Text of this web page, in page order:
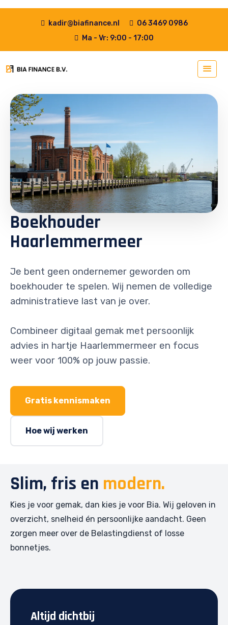
kadir@biafinance.nl
06 3469 0986
Ma - Vr: 9:00 - 17:00
Boekhouder
Haarlemmermeer
Je bent geen ondernemer geworden om
boekhouder te spelen. Wij nemen de volledige
administratieve last van je over.
Combineer digitaal gemak met persoonlijk
advies in hartje Haarlemmermeer en focus
weer voor 100% op jouw passie.
Gratis kennismaken
Hoe wij werken
Slim, fris en modern.
Kies je voor gemak, dan kies je voor Bia. Wij geloven in
overzicht, snelheid én persoonlijke aandacht. Geen
zorgen meer over de Belastingdienst of losse
bonnetjes.
Altijd dichtbij